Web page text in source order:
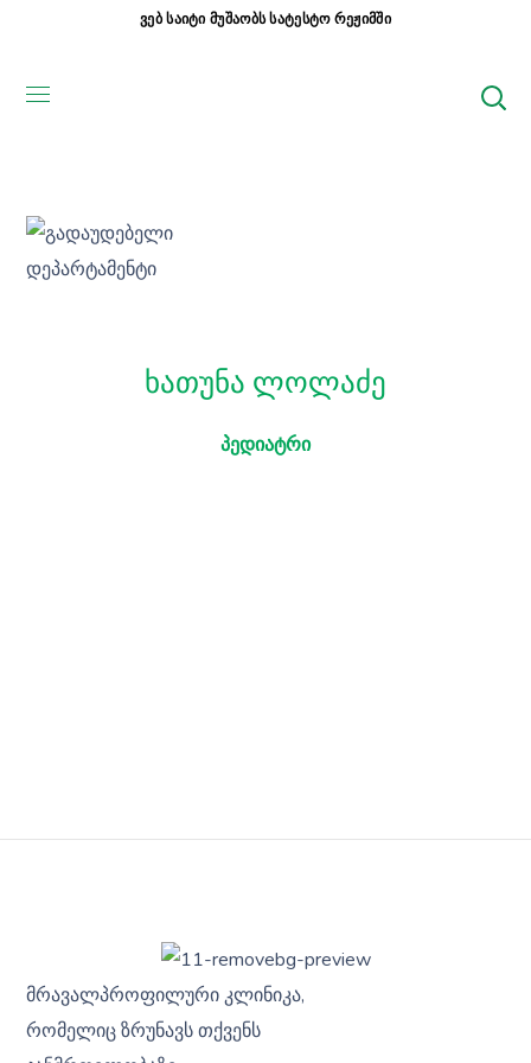
ვებ საიტი მუშაობს სატესტო რეჟიმში
ხათუნა ლოლაძე
პედიატრი
მრავალპროფილური კლინიკა,
რომელიც ზრუნავს თქვენს